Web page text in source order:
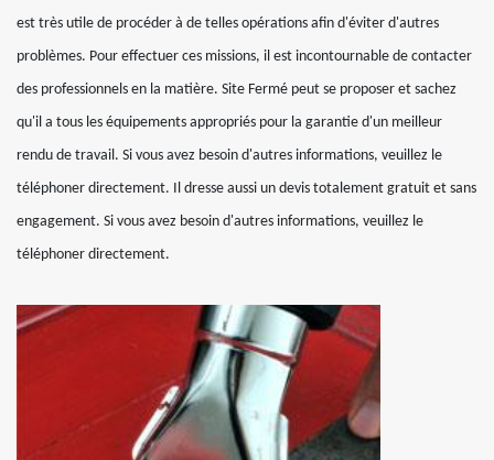
est très utile de procéder à de telles opérations afin d'éviter d'autres
problèmes. Pour effectuer ces missions, il est incontournable de contacter
des professionnels en la matière. Site Fermé peut se proposer et sachez
qu'il a tous les équipements appropriés pour la garantie d'un meilleur
rendu de travail. Si vous avez besoin d'autres informations, veuillez le
téléphoner directement. Il dresse aussi un devis totalement gratuit et sans
engagement. Si vous avez besoin d'autres informations, veuillez le
téléphoner directement.